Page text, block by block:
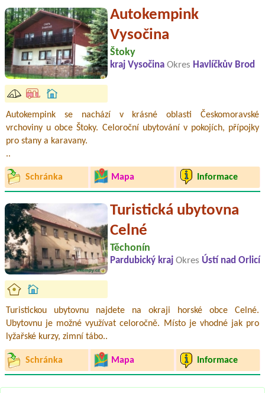
Autokempink
Vysočina
Štoky
kraj Vysočina Okres Havlíčkův Brod
Autokempink se nachází v krásné oblasti Českomoravské
vrchoviny u obce Štoky. Celoroční ubytování v pokojích, přípojky
pro stany a karavany.
..
Schránka Mapa Informace
Turistická ubytovna
Celné
Těchonín
Pardubický kraj Okres Ústí nad Orlicí
Turistickou ubytovnu najdete na okraji horské obce Celné.
Ubytovnu je možné využívat celoročně. Místo je vhodné jak pro
lyžařské kurzy, zimní tábo..
Schránka Mapa Informace